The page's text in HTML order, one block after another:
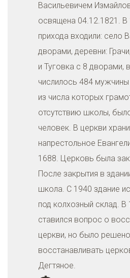
Васильевичем
освящена 04.12.1821. В
прихода входили: село
дворами, деревни:
и Туговка с 8 дворами,
числилось 484
из числа которых
отсутствию школы,
человек. В церкви
напрестольное
1688. Церковь была
После закрытия в
школа. С 1940 здание
под колхозный склад. В
ставился вопрос о
церкви, но было решено
восстанавливать
Дегтяное.